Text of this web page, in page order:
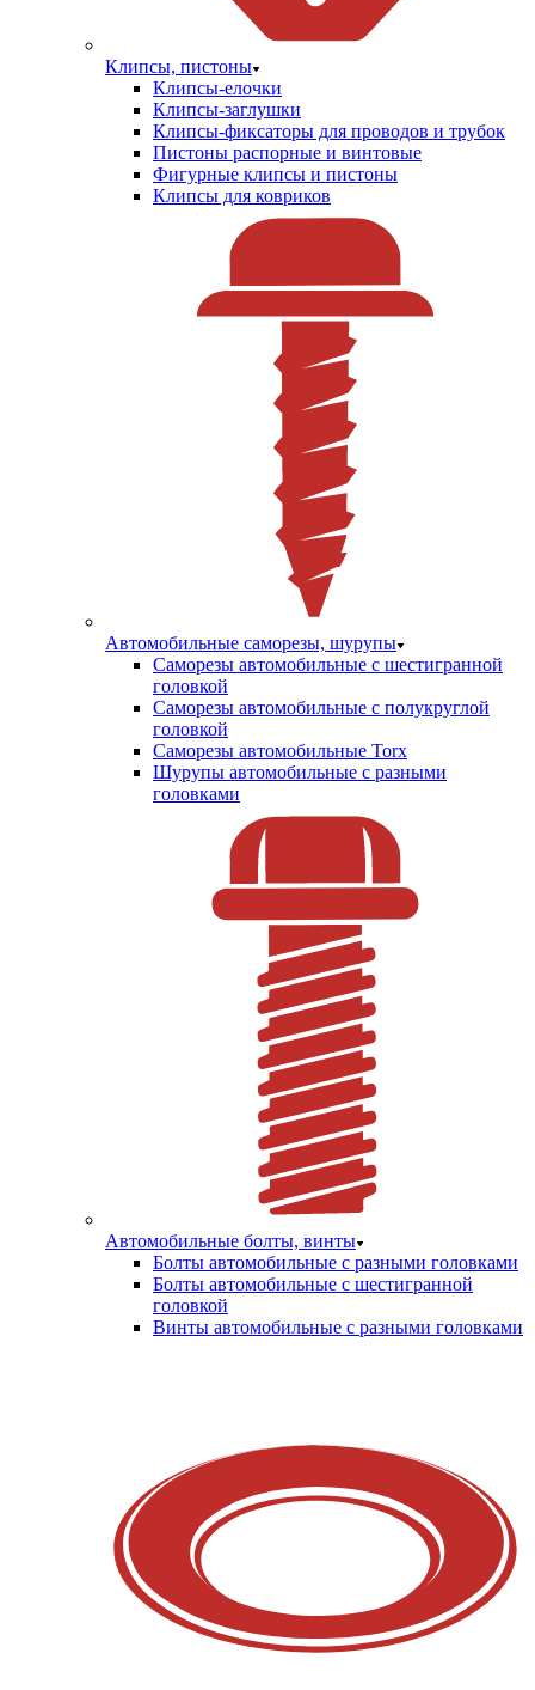
Клипсы, пистоны
Клипсы-елочки
Клипсы-заглушки
Клипсы-фиксаторы для проводов и трубок
Пистоны распорные и винтовые
Фигурные клипсы и пистоны
Клипсы для ковриков
Автомобильные саморезы, шурупы
Саморезы автомобильные с шестигранной
головкой
Саморезы автомобильные с полукруглой
головкой
Саморезы автомобильные Torx
Шурупы автомобильные с разными
головками
Автомобильные болты, винты
Болты автомобильные с разными головками
Болты автомобильные с шестигранной
головкой
Винты автомобильные с разными головками